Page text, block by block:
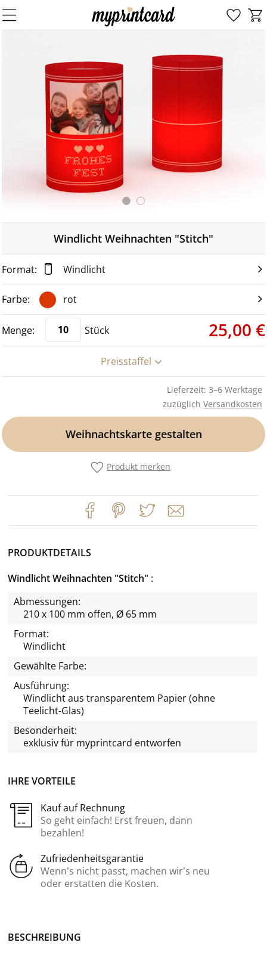
Windlicht Weihnachten "Stitch"
Windlicht
rot
Stück 25,00 €
Preisstaffel
Lieferzeit: 3–6 Werktage
zuzüglich Versandkosten
Weihnachtskarte gestalten
Produkt merken
IHRE VORTEILE
Kauf auf Rechnung
So geht einfach! Erst freuen, dann
bezahlen!
Zufriedenheitsgarantie
Wenn’s nicht passt, machen wir’s neu
oder erstatten die Kosten.
PRODUKTDETAILS
Windlicht Weihnachten "Stitch"
Abmessungen:
210 x 100 mm offen, Ø 65 mm
Format:
Windlicht
Gewählte Farbe:
Ausführung:
Windlicht aus transparentem Papier (ohne
Teelicht-Glas)
Besonderheit:
exklusiv für myprintcard entworfen
BE­SCHREI­BUNG